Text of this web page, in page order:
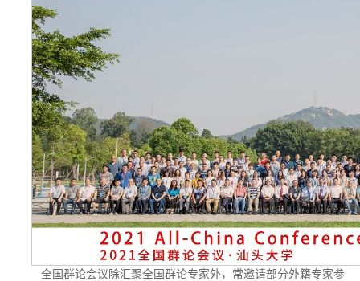
全国群论会议除汇聚全国群论专家外，常邀请部分外籍专家参